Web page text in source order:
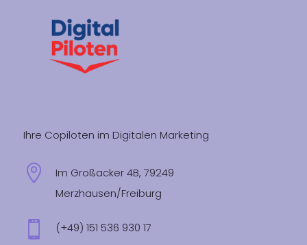
Ihre Copiloten im Digitalen Marketing

Im Großacker 4B, 79249
Merzhausen/Freiburg
 (+49) 151 536 930 17